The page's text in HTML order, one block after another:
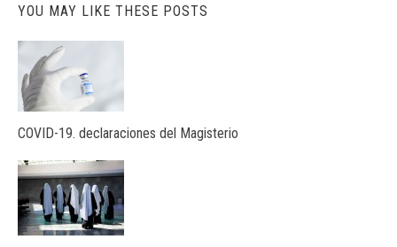
YOU MAY LIKE THESE POSTS
COVID-19. declaraciones del Magisterio